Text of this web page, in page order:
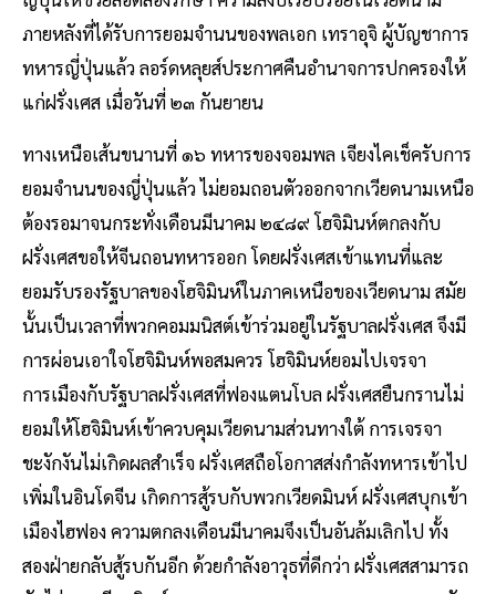
ภายหลังที่ได้รับการยอมจำนนของพลเอก เทราอุจิ ผู้บัญชาการ
ทหารญี่ปุ่นแล้ว ลอร์ดหลุยส์ประกาศคืนอำนาจการปกครองให้
แก่ฝรั่งเศส เมื่อวันที่ ๒๓ กันยายน
ทางเหนือเส้นขนานที่ ๑๖ ทหารของจอมพล เจียงไคเช็ครับการ
ยอมจำนนของญี่ปุ่นแล้ว ไม่ยอมถอนตัวออกจากเวียดนามเหนือ
ต้องรอมาจนกระทั่งเดือนมีนาคม ๒๔๘๙ โฮจิมินห์ตกลงกับ
ฝรั่งเศสขอให้จีนถอนทหารออก โดยฝรั่งเศสเข้าแทนที่และ
ยอมรับรองรัฐบาลของโฮจิมินห์ในภาคเหนือของเวียดนาม สมัย
นั้นเป็นเวลาที่พวกคอมมนิสต์เข้าร่วมอยู่ในรัฐบาลฝรั่งเศส จึงมี
การผ่อนเอาใจโฮจิมินห์พอสมควร โฮจิมินห์ยอมไปเจรจา
การเมืองกับรัฐบาลฝรั่งเศสที่ฟองแตนโบล ฝรั่งเศสยืนกรานไม่
ยอมให้โฮจิมินห์เข้าควบคุมเวียดนามส่วนทางใต้ การเจรจา
ชะงักงันไม่เกิดผลสำเร็จ ฝรั่งเศสถือโอกาสส่งกำลังทหารเข้าไป
เพิ่มในอินโดจีน เกิดการสู้รบกับพวกเวียดมินห์ ฝรั่งเศสบุกเข้า
เมืองไฮฟอง ความตกลงเดือนมีนาคมจึงเป็นอันล้มเลิกไป ทั้ง
สองฝ่ายกลับสู้รบกันอีก ด้วยกำลังอาวุธที่ดีกว่า ฝรั่งเศสสามารถ